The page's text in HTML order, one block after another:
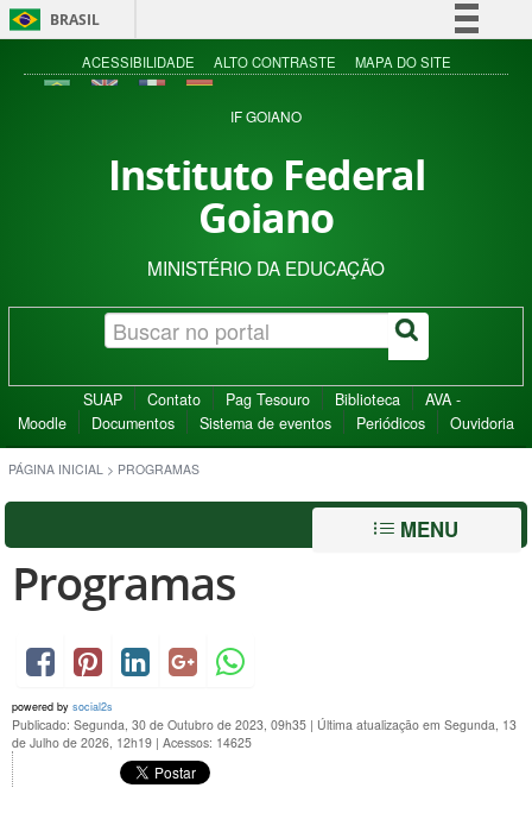
BRASIL
Simplifique!
Acesso à informação
ACESSIBILIDADE ALTO CONTRASTE MAPA DO SITE
IF GOIANO
Instituto Federal
Goiano
MINISTÉRIO DA EDUCAÇÃO
SUAP Contato Pag Tesouro Biblioteca
AVA -
Moodle
Documentos Sistema de eventos Periódicos Ouvidoria
PÁGINA INICIAL > PROGRAMAS
MENU
Programas
powered by social2s
Publicado: Segunda, 30 de Outubro de 2023, 09h35 | Última atualização em Segunda, 13
de Julho de 2026, 12h19 | Acessos: 14625